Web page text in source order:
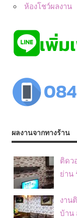
ห้องโชว์ผลงาน
ผลงานจากทางร้าน
ติดว
ย่าน
งาน
บ้าน